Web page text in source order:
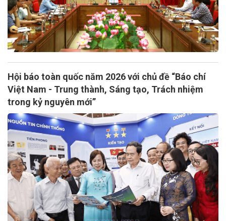
Hội báo toàn quốc năm 2026 với chủ đề “Báo chí
Việt Nam - Trung thành, Sáng tạo, Trách nhiệm
trong kỷ nguyên mới”